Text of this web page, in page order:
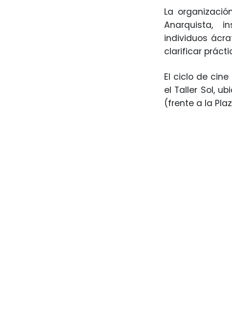
La
Anarquista,
individuos
clarificar
El ciclo de
el Taller Sol,
(frente a la